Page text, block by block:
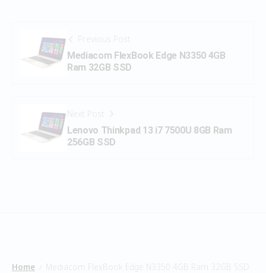
Previous Post
Mediacom FlexBook Edge N3350 4GB
Ram 32GB SSD
Next Post
Lenovo Thinkpad 13 i7 7500U 8GB Ram
256GB SSD
Home Mediacom FlexBook Edge N3350 4GB Ram 32GB SSD